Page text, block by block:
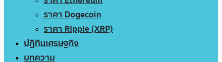
ราคา Dogecoin
ราคา Ripple (XRP)
ปฏิทินเศรษฐกิจ
บทความ